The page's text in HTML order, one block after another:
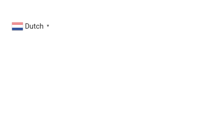
Dutch ▼